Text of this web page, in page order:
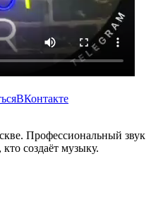
ВКонтакте
Профессиональный звук
создаёт музыку.